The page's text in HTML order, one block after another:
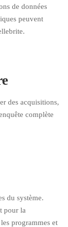
de données
peuvent
des acquisitions,
complète
du système.
pour la
programmes et